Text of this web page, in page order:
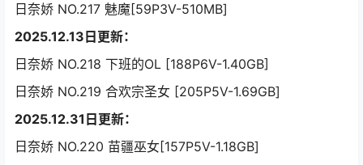
日奈娇 NO.217 魅魔[59P3V-510MB]
2025.12.13日更新：
日奈娇 NO.218 下班的OL [188P6V-1.40GB]
日奈娇 NO.219 合欢宗圣女 [205P5V-1.69GB]
2025.12.31日更新：
日奈娇 NO.220 苗疆巫女[157P5V-1.18GB]